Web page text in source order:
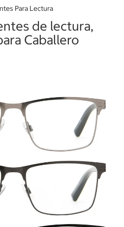
Para Lectura
de lectura,
Caballero